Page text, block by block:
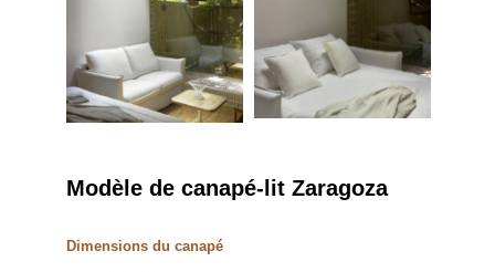
Modèle de canapé-lit Zaragoza
Dimensions du canapé